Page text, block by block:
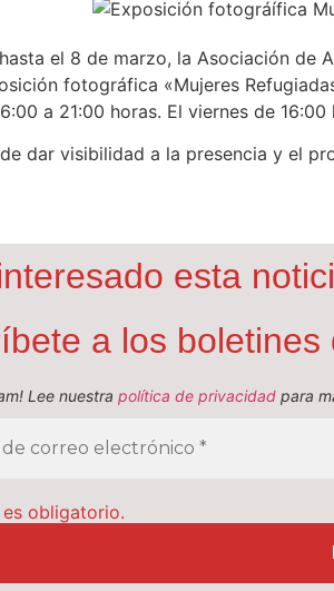
el 8 de marzo, la Asociación de
fotográfica «Mujeres
a 21:00 horas. El viernes de
dar visibilidad a la presencia y el
esta
a los
Lee nuestra política de privacidad para
obligatorio.